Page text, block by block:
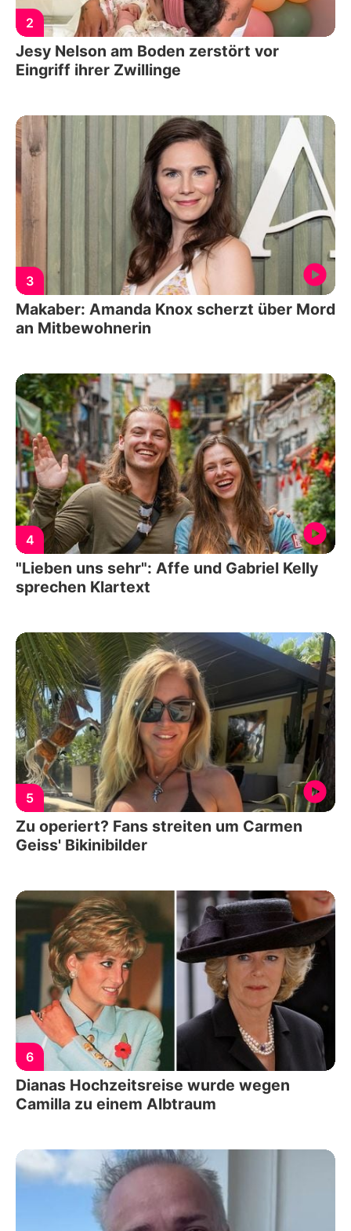
2
Jesy Nelson am Boden zerstört vor
Eingriff ihrer Zwillinge
3
Makaber: Amanda Knox scherzt über Mord
an Mitbewohnerin
4
"Lieben uns sehr": Affe und Gabriel Kelly
sprechen Klartext
5
Zu operiert? Fans streiten um Carmen
Geiss' Bikinibilder
6
Dianas Hochzeitsreise wurde wegen
Camilla zu einem Albtraum